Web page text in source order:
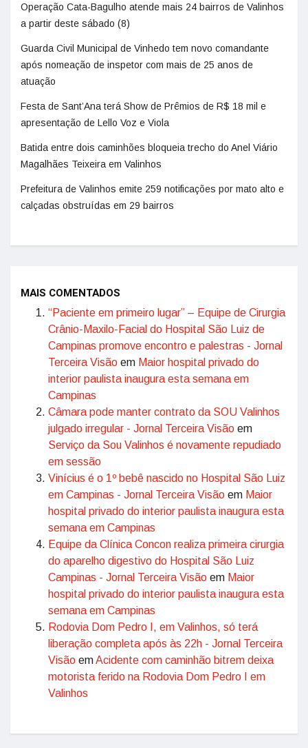
Operação Cata-Bagulho atende mais 24 bairros de Valinhos
a partir deste sábado (8)
Guarda Civil Municipal de Vinhedo tem novo comandante
após nomeação de inspetor com mais de 25 anos de
atuação
Festa de Sant’Ana terá Show de Prêmios de R$ 18 mil e
apresentação de Lello Voz e Viola
Batida entre dois caminhões bloqueia trecho do Anel Viário
Magalhães Teixeira em Valinhos
Prefeitura de Valinhos emite 259 notificações por mato alto e
calçadas obstruídas em 29 bairros
MAIS COMENTADOS
“Paciente em primeiro lugar” – Equipe de Cirurgia
Crânio-Maxilo-Facial do Hospital São Luiz de
Campinas promove encontro e palestras - Jornal
Terceira Visão em Maior hospital privado do
interior paulista inaugura esta semana em
Campinas
Câmara pode manter contrato da SOU Valinhos
julgado irregular - Jornal Terceira Visão em
Serviço da Sou Valinhos é novamente repudiado
em sessão
Vinícius é o 1º bebê nascido no Hospital São Luiz
em Campinas - Jornal Terceira Visão em Maior
hospital privado do interior paulista inaugura esta
semana em Campinas
Equipe da Clínica Concon realiza primeira cirurgia
do aparelho digestivo do Hospital São Luiz
Campinas - Jornal Terceira Visão em Maior
hospital privado do interior paulista inaugura esta
semana em Campinas
Rodovia Dom Pedro I, em Valinhos, só terá
liberação completa após às 22h - Jornal Terceira
Visão emAcidente com caminhão bitrem deixa
motorista ferido na Rodovia Dom Pedro I em
Valinhos